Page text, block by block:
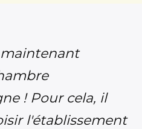
maintenant
! Pour cela, il
l'établissement